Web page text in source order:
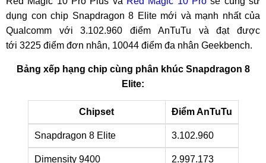
dụng con chip Snapdragon 8 Elite mới và mạnh nhất của
Qualcomm với 3.102.960 điểm AnTuTu và đạt được
tới 3225 điểm đơn nhân, 10044 điểm đa nhân Geekbench.
Bảng xếp hạng chip cùng phân khúc Snapdragon 8
Elite:
Chipset Điểm AnTuTu
Snapdragon 8 Elite 3.102.960
Dimensity 9400 2.997.173